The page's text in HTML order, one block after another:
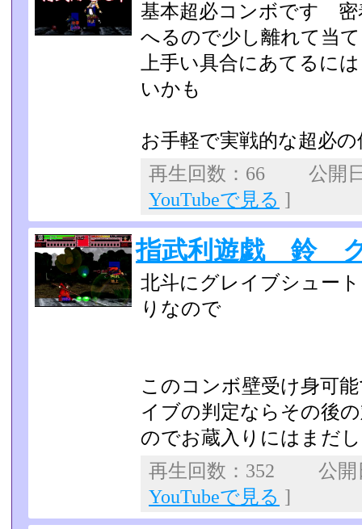
基本超必コンボです 密
へるので少し離れて当
上手い具合にあてるに
いかも
お手軽で実戦的な超必
再生回数：66 公開
YouTubeで見る ]
指武利遊戯 鈴
北斗にグレイブシュー
りなので
このコンボ壁受け身可
イブの判定ならその後
のでお蔵入りにはまだ
再生回数：352 公
YouTubeで見る ]